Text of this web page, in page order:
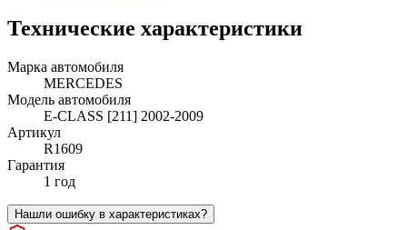
Технические характеристики
Марка автомобиля
MERCEDES
Модель автомобиля
E-CLASS [211] 2002-2009
Артикул
R1609
Гарантия
1 год
Нашли ошибку в характеристиках?